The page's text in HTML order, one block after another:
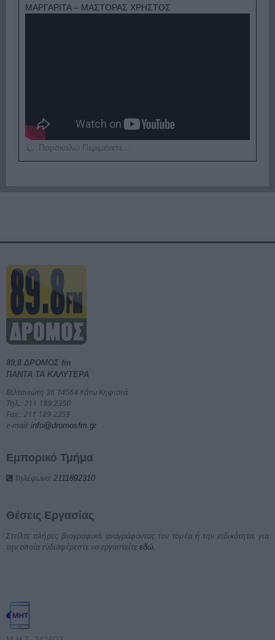
ΜΑΡΓΑΡΙΤΑ – ΜΑΣΤΟΡΑΣ ΧΡΗΣΤΟΣ
Παρακαλώ Περιμένετε...
89,8 ΔΡΟΜΟΣ fm
ΠΑΝΤΑ ΤΑ ΚΑΛΥΤΕΡΑ
Βιλτανιώτη 36 14564 Κάτω Κηφισιά
Τηλ.: 211 189 2350
Fax.: 211 189 2359
e-mail: info@dromosfm.gr
Εμπορικό Τμήμα
Τηλέφωνο: 2111892310
Θέσεις Εργασίας
Στείλτε πλήρες βιογραφικό, αναγράφοντας τον τομέα ή την ειδικότητα, για
την οποία ενδιαφέρεστε να εργαστείτε εδώ.